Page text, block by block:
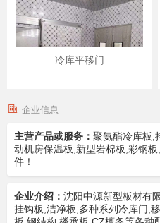
冷库平移门
企业信息
主营产品或服务： 聚氨酯冷库板,
动机房保温板,新型岩棉板,彩钢
件！
企业介绍： 沈阳中源新型板材有
挂钩板,洁净板,多种系列冷库门,